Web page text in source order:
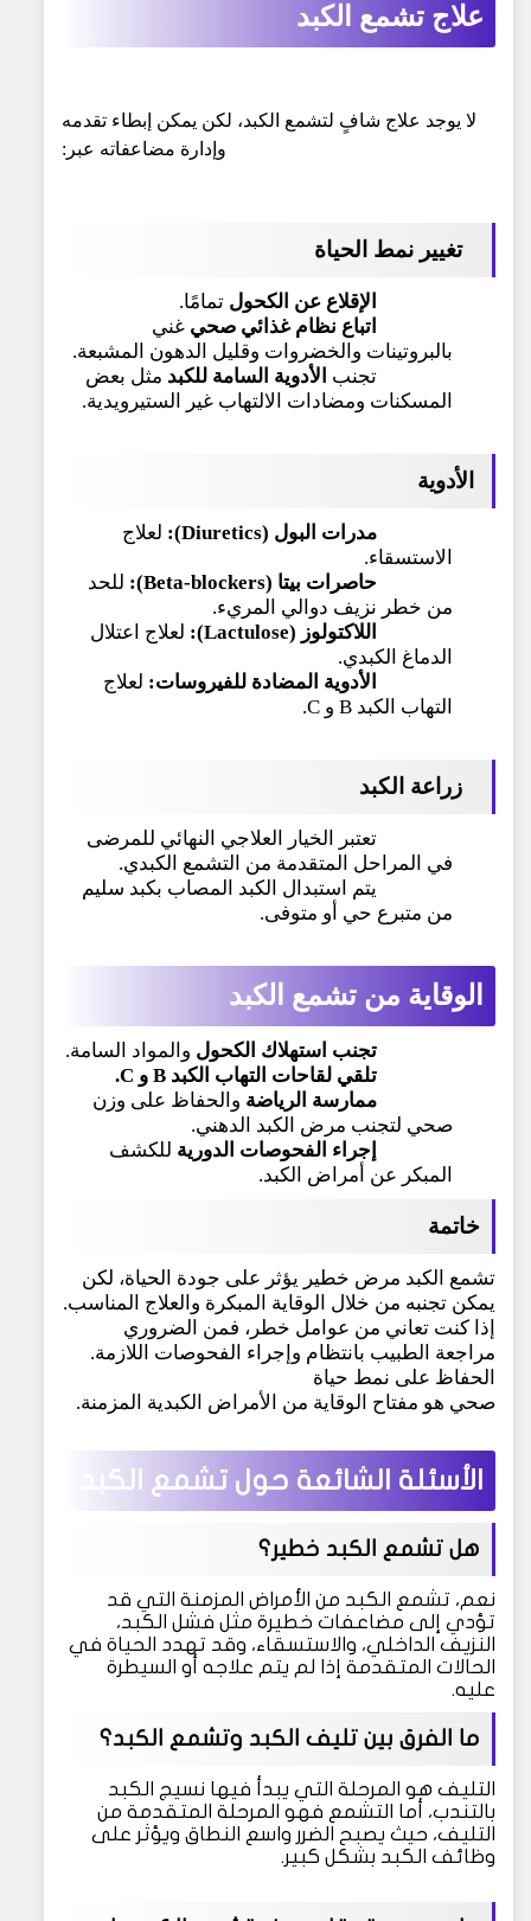
علاج تشمع الكبد
لا يوجد علاج شافٍ لتشمع الكبد، لكن يمكن إبطاء تقدمه
وإدارة مضاعفاته عبر:
تغيير نمط الحياة
الإقلاع عن الكحول تمامًا.
اتباع نظام غذائي صحي غني
بالبروتينات والخضروات وقليل الدهون المشبعة.
تجنب الأدوية السامة للكبد مثل بعض
المسكنات ومضادات الالتهاب غير الستيرويدية.
الأدوية
مدرات البول (Diuretics):
لعلاج
الاستسقاء.
حاصرات بيتا (Beta-blockers):
للحد
من خطر نزيف دوالي المريء.
اللاكتولوز (Lactulose):
لعلاج اعتلال
الدماغ الكبدي.
الأدوية المضادة للفيروسات: لعلاج
التهاب الكبد B و C.
زراعة الكبد
تعتبر الخيار العلاجي النهائي للمرضى
في المراحل المتقدمة من التشمع الكبدي.
يتم استبدال الكبد المصاب بكبد سليم
من متبرع حي أو متوفى.
الوقاية من تشمع الكبد
تجنب استهلاك الكحول والمواد السامة.
تلقي لقاحات التهاب الكبد B و C.
ممارسة الرياضة والحفاظ على وزن
صحي لتجنب مرض الكبد الدهني.
إجراء الفحوصات الدورية للكشف
المبكر عن أمراض الكبد.
خاتمة
تشمع الكبد مرض خطير يؤثر على جودة الحياة، لكن
يمكن تجنبه من خلال الوقاية المبكرة والعلاج المناسب.
إذا كنت تعاني من عوامل خطر، فمن الضروري
مراجعة الطبيب بانتظام وإجراء الفحوصات اللازمة.
الحفاظ على نمط حياة
صحي هو مفتاح الوقاية من الأمراض الكبدية المزمنة.
الأسئلة الشائعة حول تشمع الكبد
هل تشمع الكبد خطير؟
نعم، تشمع الكبد من الأمراض المزمنة التي قد
تؤدي إلى مضاعفات خطيرة مثل فشل الكبد،
النزيف الداخلي، والاستسقاء، وقد تهدد الحياة في
الحالات المتقدمة إذا لم يتم علاجه أو السيطرة
عليه.
ما الفرق بين تليف الكبد وتشمع الكبد؟
التليف هو المرحلة التي يبدأ فيها نسيج الكبد
بالتندب، أما التشمع فهو المرحلة المتقدمة من
التليف، حيث يصبح الضرر واسع النطاق ويؤثر على
وظائف الكبد بشكل كبير.